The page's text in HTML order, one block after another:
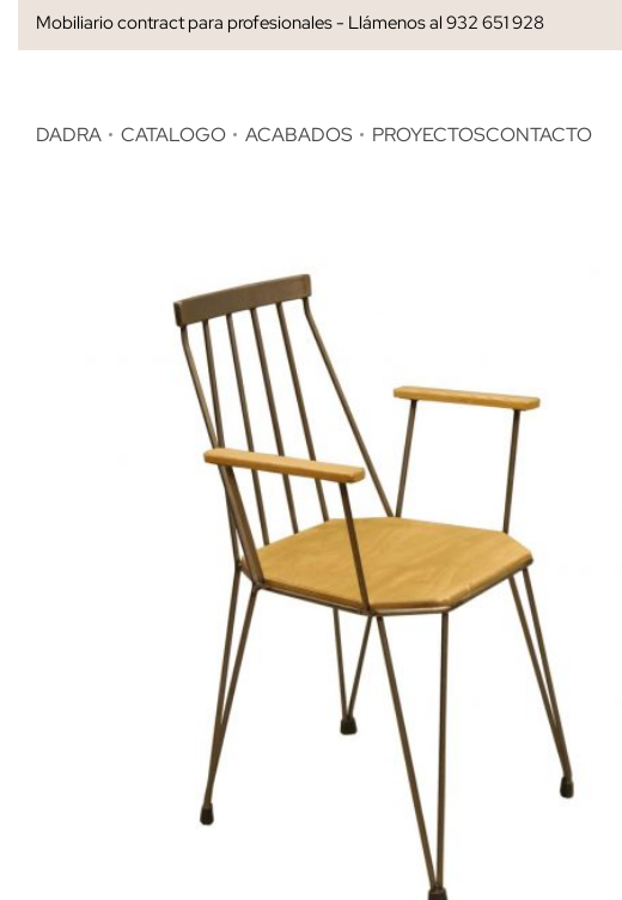
Mobiliario contract para profesionales - Llámenos al 932 651 928
DADRA CATALOGO ACABADOS PROYECTOSCONTACTO